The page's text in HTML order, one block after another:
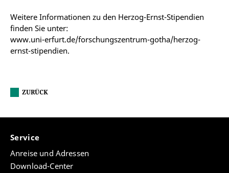
Weitere Informationen zu den Herzog-Ernst-Stipendien
finden Sie unter:
www.uni-erfurt.de/forschungszentrum-gotha/herzog-
ernst-stipendien.
ZURÜCK
Service
Anreise und Adressen
Download-Center